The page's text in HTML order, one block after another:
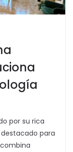
por su rica
para